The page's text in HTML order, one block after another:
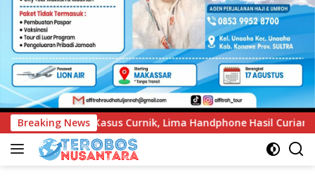
Breaking News
Handphone Hasil Curian Berhasil Diamankan